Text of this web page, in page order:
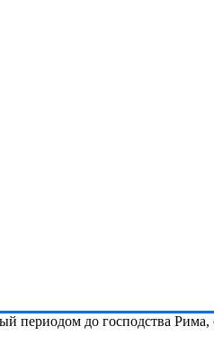
периодом до господства